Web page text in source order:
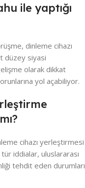
ile yaptığı
dinleme cihazı
düzey siyasi
olarak dikkat
yol açabiliyor.
cihazı yerleştirmesi
iddialar, uluslararası
tehdit eden durumları